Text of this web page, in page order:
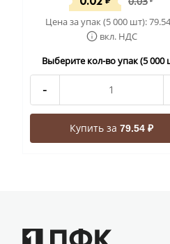
Цена за упак (5 000 шт):
вкл. НДС
Выберите кол-во упак (5 000
-
Купить за 79.54 ₽